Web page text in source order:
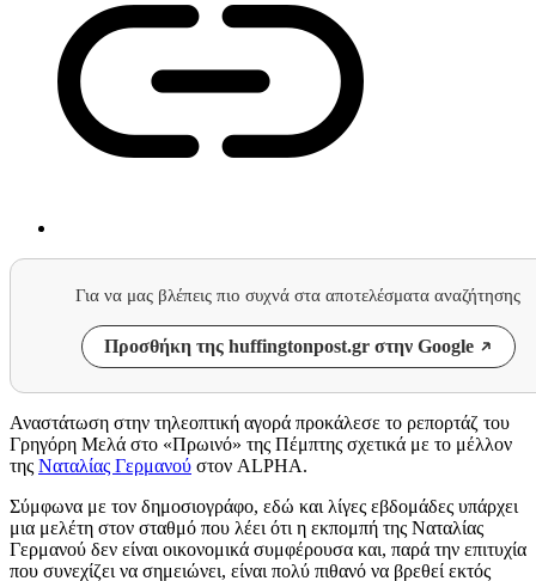
Για να μας βλέπεις πιο συχνά στα αποτελέσματα αναζήτησης
Προσθήκη της huffingtonpost.gr στην Google
Αναστάτωση στην τηλεοπτική αγορά προκάλεσε το ρεπορτάζ του
Γρηγόρη Μελά στο «Πρωινό» της Πέμπτης σχετικά με το μέλλον
της Ναταλίας Γερμανού στον ALPHA.
Σύμφωνα με τον δημοσιογράφο, εδώ και λίγες εβδομάδες υπάρχει
μια μελέτη στον σταθμό που λέει ότι η εκπομπή της Ναταλίας
Γερμανού δεν είναι οικονομικά συμφέρουσα και, παρά την επιτυχία
που συνεχίζει να σημειώνει, είναι πολύ πιθανό να βρεθεί εκτός